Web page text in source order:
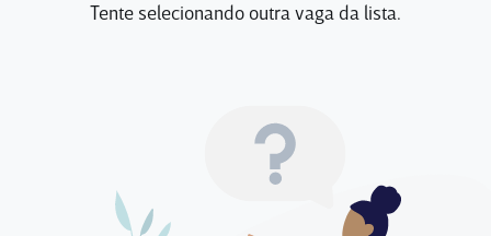
Tente selecionando outra vaga da lista.